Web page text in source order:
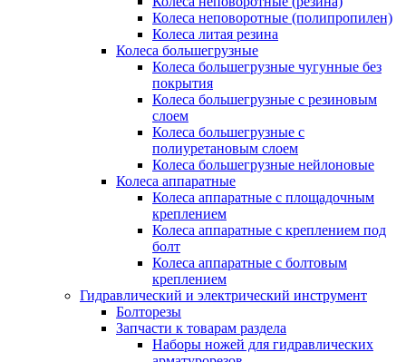
Колеса неповоротные (полипропилен)
Колеса литая резина
Колеса большегрузные
Колеса большегрузные чугунные без
покрытия
Колеса большегрузные с резиновым
слоем
Колеса большегрузные с
полиуретановым слоем
Колеса большегрузные нейлоновые
Колеса аппаратные
Колеса аппаратные с площадочным
креплением
Колеса аппаратные с креплением под
болт
Колеса аппаратные с болтовым
креплением
Гидравлический и электрический инструмент
Болторезы
Запчасти к товарам раздела
Наборы ножей для гидравлических